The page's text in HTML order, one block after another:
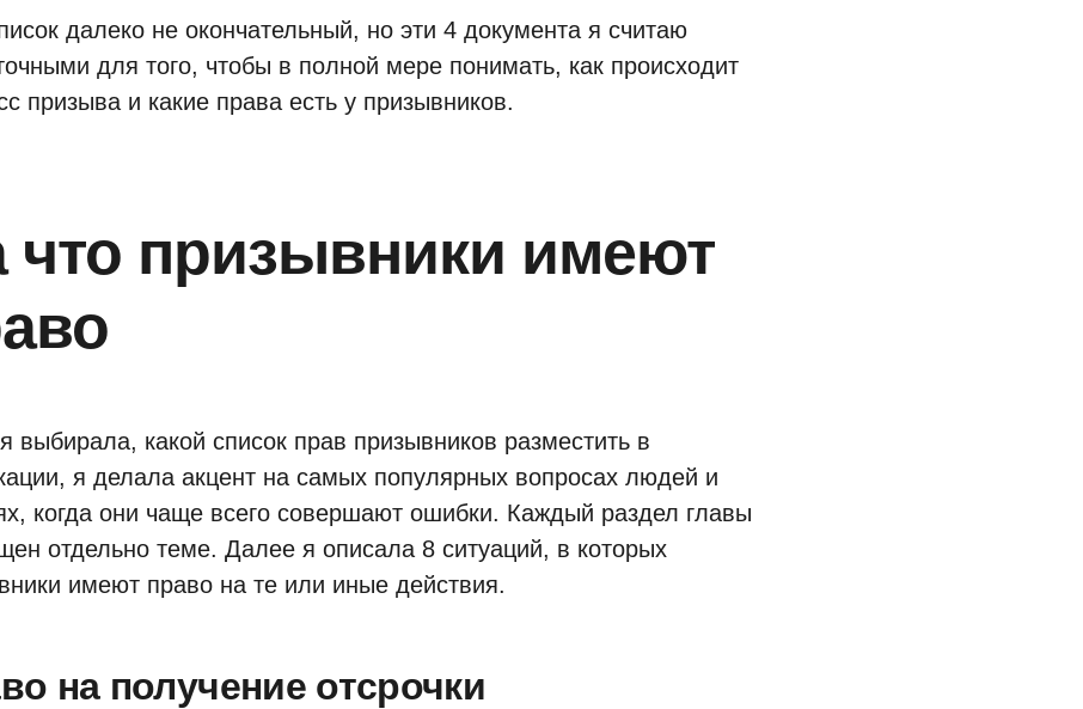
далеко не окончательный, но эти 4 документа я считаю
для того, чтобы в полной мере понимать, как происходит
призыва и какие права есть у призывников.
что призывники имеют
выбирала, какой список прав призывников разместить в
я делала акцент на самых популярных вопросах людей и
когда они чаще всего совершают ошибки. Каждый раздел главы
отдельно теме. Далее я описала 8 ситуаций, в которых
имеют право на те или иные действия.
на получение отсрочки